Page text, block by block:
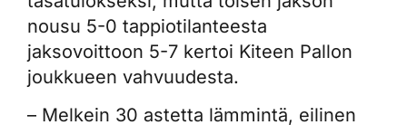
nousu 5-0 tappiotilanteesta
jaksovoittoon 5-7 kertoi Kiteen Pallon
joukkueen vahvuudesta.
– Melkein 30 astetta lämmintä, eilinen